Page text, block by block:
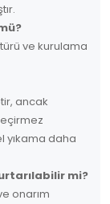
türü ve kurulama
ancak
yıkama daha
mi?
onarım